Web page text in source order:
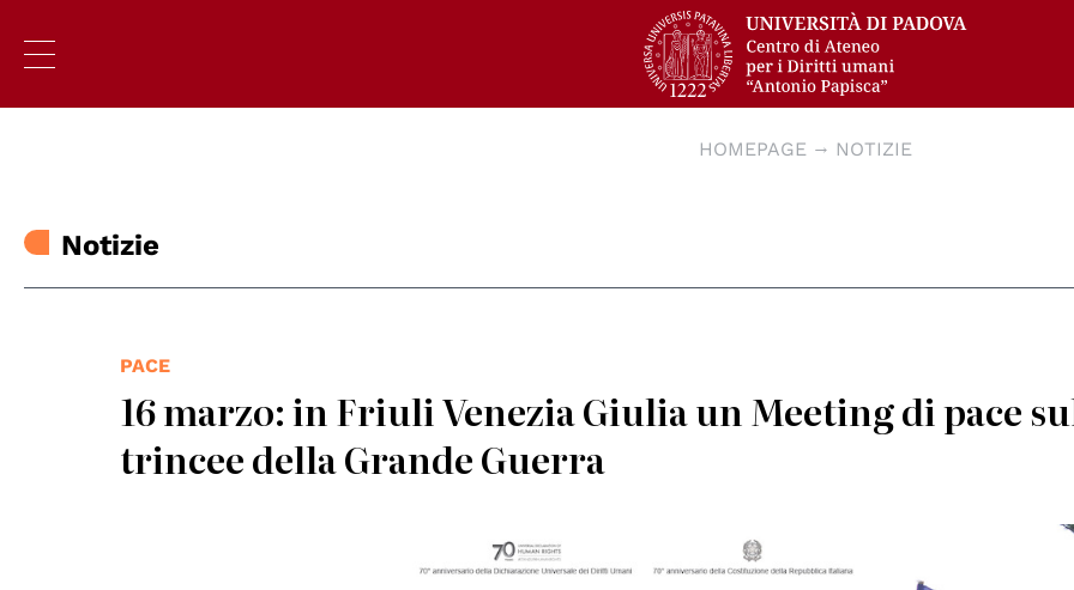
HOMEPAGE NOTIZIE
Notizie
PACE
16 marzo: in Friuli Venezia Giulia un Meeting di pace
trincee della Grande Guerra